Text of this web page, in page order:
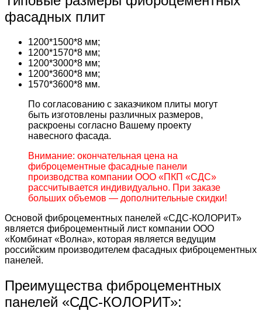
фасадных плит
1200*1500*8 мм;
1200*1570*8 мм;
1200*3000*8 мм;
1200*3600*8 мм;
1570*3600*8 мм.
По согласованию с заказчиком плиты могут
быть изготовлены различных размеров,
раскроены согласно Вашему проекту
навесного фасада.
Внимание: окончательная цена на
фиброцементные фасадные панели
производства компании ООО «ПКП «СДС»
рассчитывается индивидуально. При заказе
больших объемов — дополнительные скидки!
Основой фиброцементных панелей «СДС-КОЛОРИТ»
является фиброцементный лист компании ООО
«Комбинат «Волна», которая является ведущим
российским производителем фасадных фиброцементных
панелей.
Преимущества фиброцементных
панелей «СДС-КОЛОРИТ»: